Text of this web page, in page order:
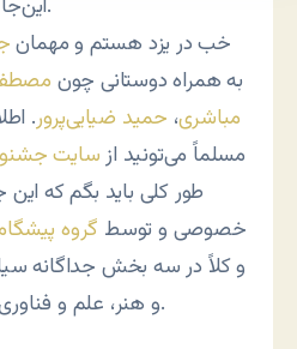
این‌جا یزد است… صدای وبلاگ.
خب در یزد هستم و مهمان
به همراه دوستانی چون
مباشری، حمید ضیایی‌پرور.
مسلماً می‌تونید از سایت
طور کلی باید بگم که
خصوصی و توسط گروه
و کلاً در سه بخش جداگانه
و هنر، علم و فناوری مورد داوری قرار می‌گیره.